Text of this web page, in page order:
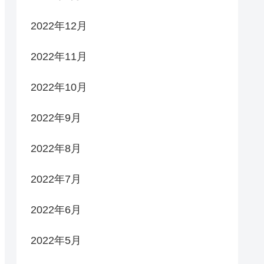
2022年12月
2022年11月
2022年10月
2022年9月
2022年8月
2022年7月
2022年6月
2022年5月